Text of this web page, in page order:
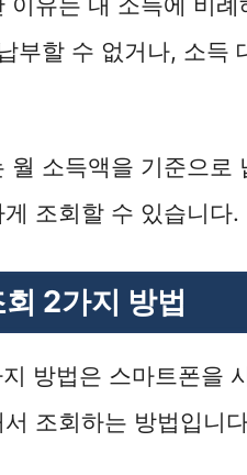
부할 수 없거나, 소득
월 소득액을 기준으로
조회할 수 있습니다.
2가지 방법
방법은 스마트폰을
조회하는 방법입니